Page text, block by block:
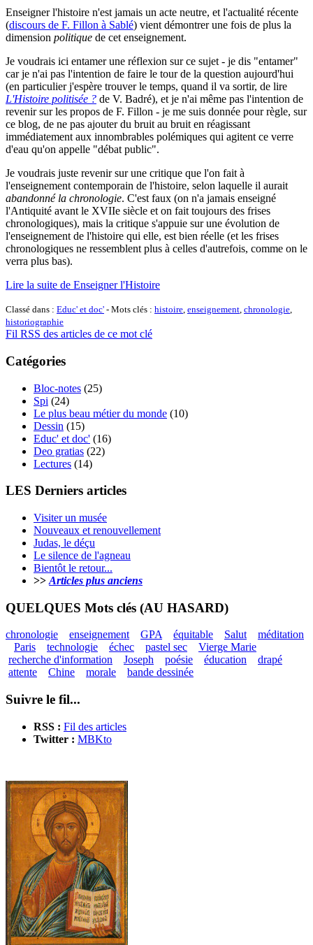
Enseigner l'histoire n'est jamais un acte neutre, et l'actualité récente
(discours de F. Fillon à Sablé) vient démontrer une fois de plus la
dimension politique de cet enseignement.
Je voudrais ici entamer une réflexion sur ce sujet - je dis "entamer"
car je n'ai pas l'intention de faire le tour de la question aujourd'hui
(en particulier j'espère trouver le temps, quand il va sortir, de lire
L'Histoire politisée ? de V. Badré), et je n'ai même pas l'intention de
revenir sur les propos de F. Fillon - je me suis donnée pour règle, sur
ce blog, de ne pas ajouter du bruit au bruit en réagissant
immédiatement aux innombrables polémiques qui agitent ce verre
d'eau qu'on appelle "débat public".
Je voudrais juste revenir sur une critique que l'on fait à
l'enseignement contemporain de l'histoire, selon laquelle il aurait
abandonné la chronologie. C'est faux (on n'a jamais enseigné
l'Antiquité avant le XVIIe siècle et on fait toujours des frises
chronologiques), mais la critique s'appuie sur une évolution de
l'enseignement de l'histoire qui elle, est bien réelle (et les frises
chronologiques ne ressemblent plus à celles d'autrefois, comme on le
verra plus bas).
Lire la suite de Enseigner l'Histoire
Classé dans : Educ' et doc' - Mots clés : histoire, enseignement, chronologie,
historiographie
Fil RSS des articles de ce mot clé
Catégories
Bloc-notes (25)
Spi (24)
Le plus beau métier du monde (10)
Dessin (15)
Educ' et doc' (16)
Deo gratias (22)
Lectures (14)
LES Derniers articles
Visiter un musée
Nouveaux et renouvellement
Judas, le déçu
Le silence de l'agneau
Bientôt le retour...
>> Articles plus anciens
QUELQUES Mots clés (AU HASARD)
chronologie enseignement GPA équitable Salut
méditation
Paris
technologie échec pastel sec
Vierge Marie
recherche d'information
Joseph poésie éducation
drapé
attente
Chine morale bande dessinée
Suivre le fil...
RSS : Fil des articles
Twitter : MBKto